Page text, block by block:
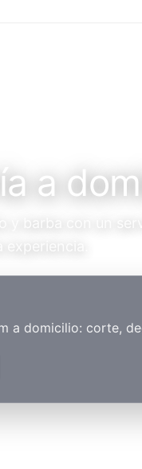
a
y barba con un
a domicilio: corte,